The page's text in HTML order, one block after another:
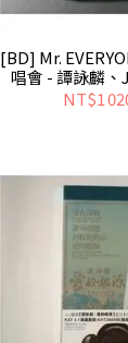
[BD] Mr.
唱會 - 譚詠麟、
輝
NT$1